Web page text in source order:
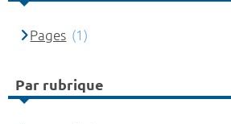
Pages (1)
Par rubrique